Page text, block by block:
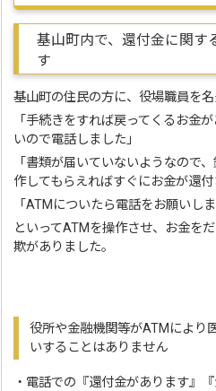
基山町内で、還付金に関す
す
基山町の住民の方に、役場職員を
「手続きをすれば戻ってくるお金
いので電話しました」
「書類が届いていないようなので
作してもらえればすぐにお金が還付
「ATMについたら電話をお願いしま
といってATMを操作させ、お金を
欺がありました。
役所や金融機関等がATMにより
いすることはありません
・電話での『還付金があります』